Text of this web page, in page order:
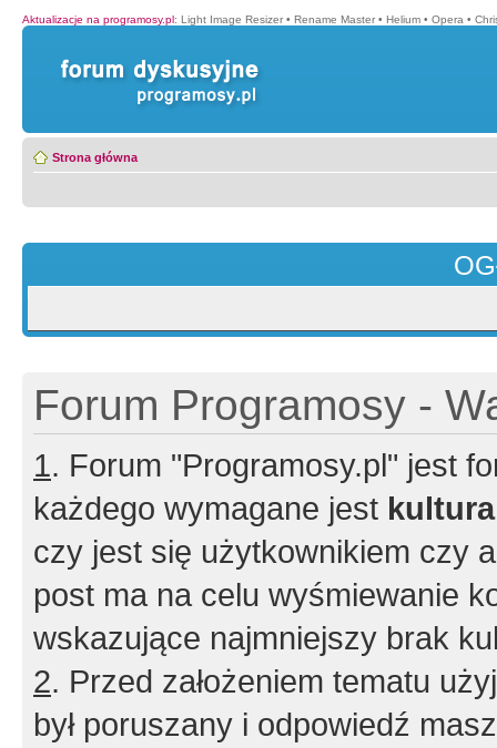
Aktualizacje na programosy.pl: Light Image Resizer • Rename Master • Helium • Opera •
Strona główna
Forum Programosy -
1. Forum "Programosy.pl" jest
każdego wymagane jest
czy jest się użytkownikiem czy
post ma na celu wyśmiewanie
wskazujące najmniejszy brak
2. Przed założeniem tematu
był poruszany i odpowiedź